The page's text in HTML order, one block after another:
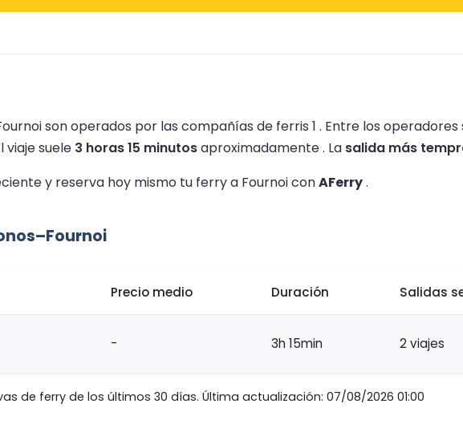
son operados por las compañías de ferris 1 . Entre los operadores
viaje suele 3 horas 15 minutosaproximadamente . La salida más
y reserva hoy mismo tu ferry a Fournoi conAFerry.
Precio medio Duración Salidas
- 3h 15min 2 viajes
de ferry de los últimos 30 días. Última actualización: 07/08/2026 01:00